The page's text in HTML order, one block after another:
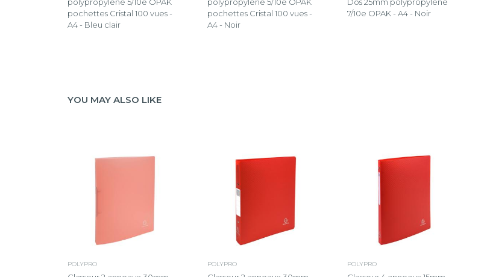
polypropylène 5/10e OPAK
pochettes Cristal 100 vues -
A4 - Bleu clair
polypropylène 5/10e OPAK
pochettes Cristal 100 vues -
A4 - Noir
Dos 25mm polypropylène
7/10e OPAK - A4 - Noir
YOU MAY ALSO LIKE
POLYPRO POLYPRO POLYPRO